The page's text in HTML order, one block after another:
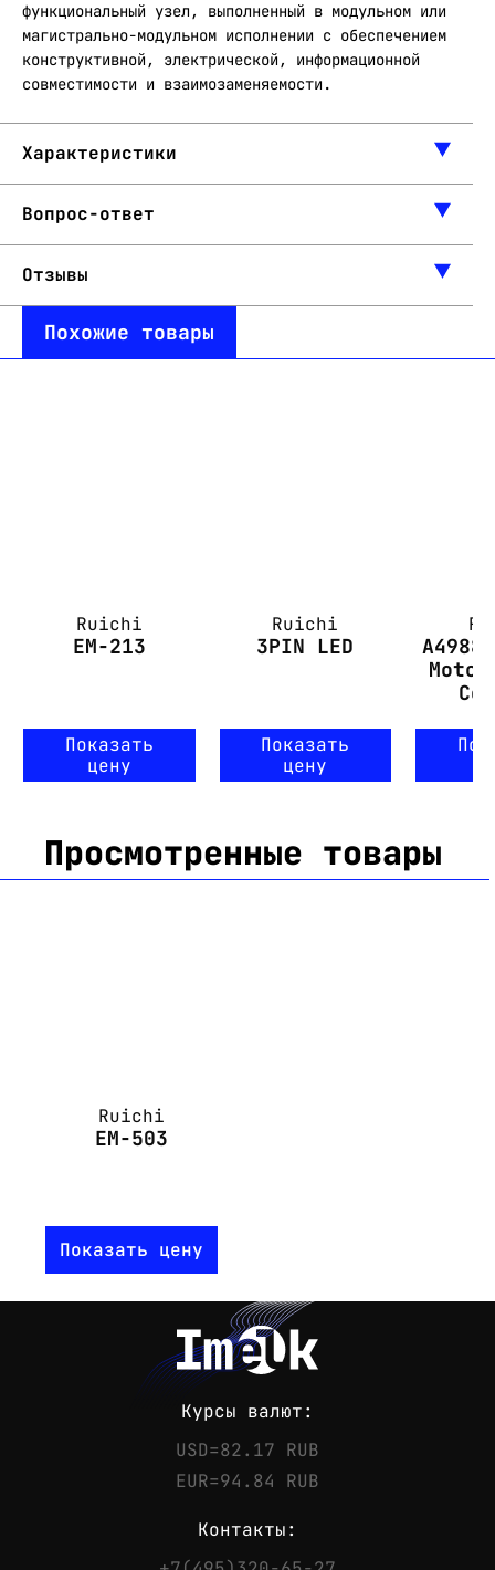
функциональный узел, выполненный в модульном или
магистрально-модульном исполнении с обеспечением
конструктивной, электрической, информационной
совместимости и взаимозаменяемости.
Характеристики
Вопрос-ответ
Отзывы
Похожие товары
Ruichi
EM-213
Показать
цену
Ruichi
3PIN LED
Показать
цену
Просмотренные товары
Ruichi
EM-503
Показать цену
Курсы валют:
USD=82.17 RUB
EUR=94.84 RUB
Контакты: